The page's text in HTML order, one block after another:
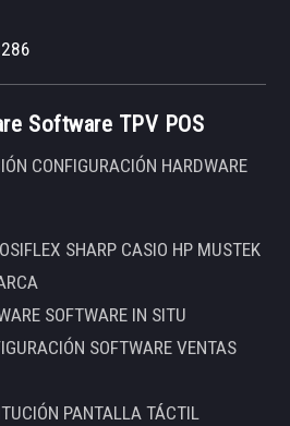
Software TPV POS
CONFIGURACIÓN HARDWARE
SHARP CASIO HP MUSTEK
SOFTWARE IN SITU
SOFTWARE VENTAS
PANTALLA TÁCTIL